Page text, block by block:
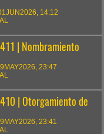
14:12
| Nombramiento
23:47
| Otorgamiento de
23:41